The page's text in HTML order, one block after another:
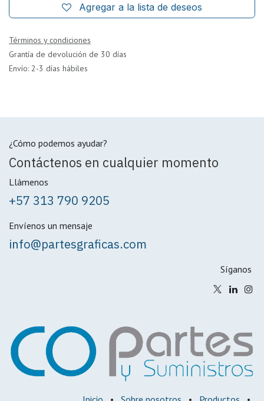
Agregar a la lista de deseos
Términos y condiciones
Grantía de devolución de 30 días
Envío: 2-3 días hábiles
¿Cómo podemos ayudar?
Contáctenos en cualquier momento
Llámenos
+57 313 790 9205
Envíenos un mensaje
info@partesgraficas.com
Síganos